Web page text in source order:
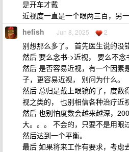
是开车才戴
近视度一直是一个眼两三百，另
hefish Jun 8, 2025 2
别想那么多了。 首先医生说的没错
然后 要么念书->近视， 要么不念
然后 是否容易近视，有一个因素
子，更容易近视， 别问为什么。
然后 总归是戴上眼镜的了，度数
视之类的， 也别相信各种治疗近
然后 也别怕度数会越来越深，
大。。。 不会的，只要不是用眼
然后达到一个平衡。
最后 如果将来工作有要求，考虑